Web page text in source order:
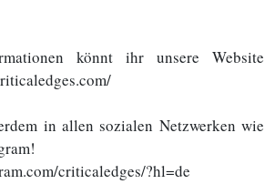
könnt ihr unsere Website
in allen sozialen Netzwerken wie
criticaledges/?hl=de